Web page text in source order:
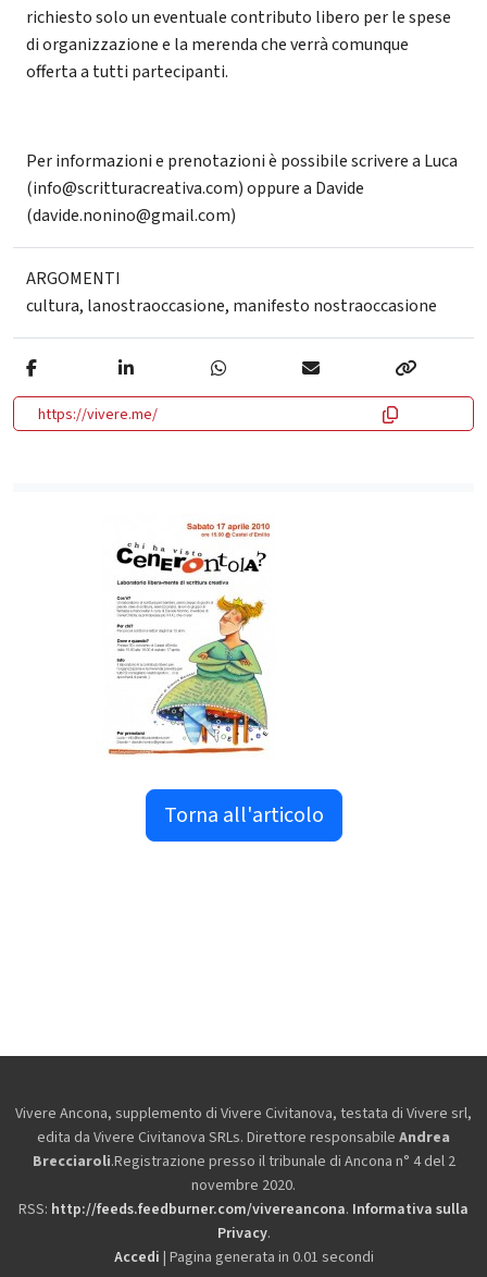
richiesto solo un eventuale contributo libero per le spese
di organizzazione e la merenda che verrà comunque
offerta a tutti partecipanti.
Per informazioni e prenotazioni è possibile scrivere a Luca
(info@scritturacreativa.com) oppure a Davide
(davide.nonino@gmail.com)
ARGOMENTI
cultura, lanostraoccasione, manifesto nostraoccasione
https://vivere.me/
Torna all'articolo
Vivere Ancona, supplemento di Vivere Civitanova, testata di Vivere srl,
edita da Vivere Civitanova SRLs. Direttore responsabile Andrea
Brecciaroli.Registrazione presso il tribunale di Ancona n° 4 del 2
novembre 2020.
RSS: http://feeds.feedburner.com/vivereancona. Informativa sulla
Privacy.
Accedi | Pagina generata in 0.01 secondi